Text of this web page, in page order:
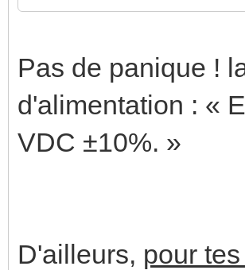
Pas de panique !
d'alimentation : «
VDC ±10%. »
D'ailleurs, pour